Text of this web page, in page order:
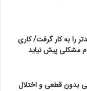
را به کار گرفت/ کاری
مشکلی پیش نیاید
بدون قطعی و اختلال